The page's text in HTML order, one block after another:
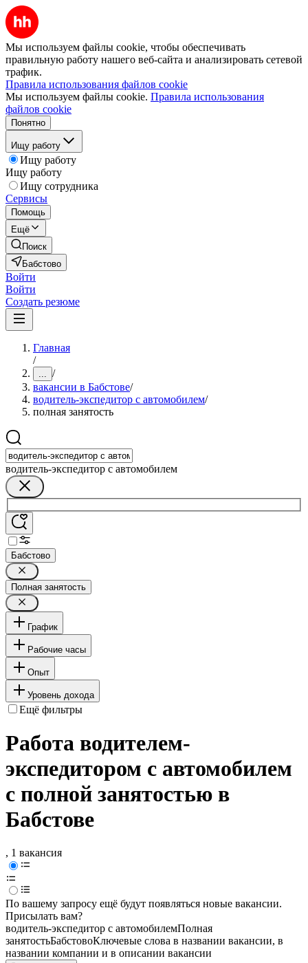
Мы используем файлы cookie, чтобы обеспечивать
правильную работу нашего веб-сайта и анализировать сетевой
трафик.
Правила использования файлов cookie
Мы используем файлы cookie. Правила использования
файлов cookie
Понятно
Ищу работу
Ищу работу
Ищу работу
Ищу сотрудника
Сервисы
Помощь
Ещё
Поиск
Бабстово
Войти
Войти
Создать резюме
Главная
/
... /
вакансии в Бабстове/
водитель-экспедитор с автомобилем/
полная занятость
водитель-экспедитор с автомобилем
Бабстово
Полная занятость
График
Рабочие часы
Опыт
Уровень дохода
Ещё фильтры
Работа водителем-
экспедитором с автомобилем
с полной занятостью в
Бабстове
, 1 вакансия
По вашему запросу ещё будут появляться новые вакансии.
Присылать вам?
водитель-экспедитор с автомобилемПолная
занятостьБабстовоКлючевые слова в названии вакансии, в
названии компании и в описании вакансии